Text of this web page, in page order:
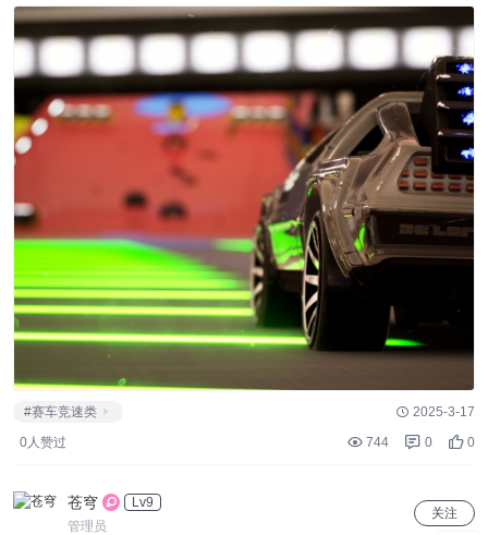
#赛车竞速类
2025-3-17
0人赞过
744 0 0
苍穹
Lv9
管理员
关注